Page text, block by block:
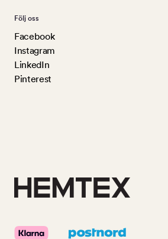
Följ oss
Facebook
Instagram
LinkedIn
Pinterest